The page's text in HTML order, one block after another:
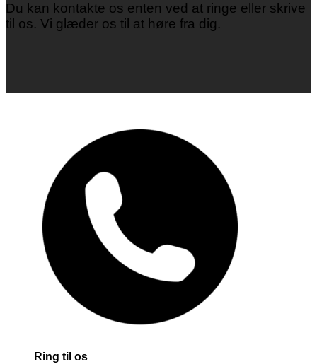
Du kan kontakte os enten ved at ringe eller skrive
til os. Vi glæder os til at høre fra dig.
Ring til os